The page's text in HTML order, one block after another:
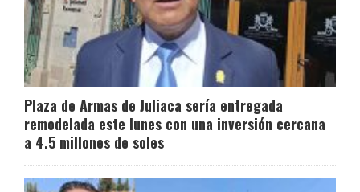
Plaza de Armas de Juliaca sería entregada
remodelada este lunes con una inversión cercana
a 4.5 millones de soles